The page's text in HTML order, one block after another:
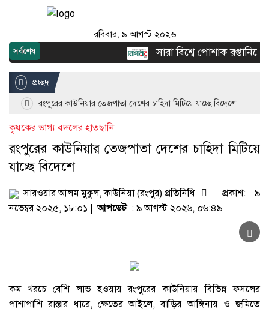
রবিবার, ৯ আগস্ট ২০২৬
সর্বশেষ সারা বিশ্বে পোশাক রপ্তানিতে
প্রচ্ছদ
রংপুরের কাউনিয়ার তেজপাতা দেশের চাহিদা মিটিয়ে যাচ্ছে বিদেশে
কৃষকের ভাগ্য বদলের হাতছানি
রংপুরের কাউনিয়ার তেজপাতা দেশের চাহিদা মিটিয়ে
যাচ্ছে বিদেশে
সারওয়ার আলম মুকুল, কাউনিয়া (রংপুর) প্রতিনিধি
প্রকাশ: ৯
নভেম্বর ২০২৫, ১৮:০১ |আপডেট: ৯ আগস্ট ২০২৬, ০৬:৪৯
কম খরচে বেশি লাভ হওয়ায় রংপুরের কাউনিয়ায় বিভিন্ন ফসলের
পাশাপাশি রাস্তার ধারে, ক্ষেতের আইলে, বাড়ির আঙ্গিনায় ও জমিতে